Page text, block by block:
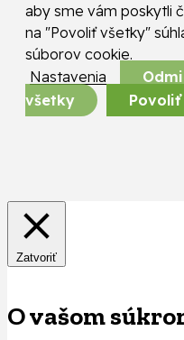
aby sme vám poskytli
na "Povoliť všetky"
súborov cookie.
Nastavenia
všetky
Zatvoriť
O vašom